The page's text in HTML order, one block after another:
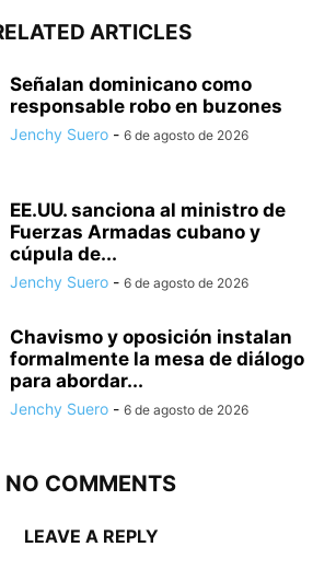
ARTICLES
Señalan dominicano como
responsable robo en buzones
Jenchy Suero - 6 de agosto de 2026
EE.UU. sanciona al ministro de
Fuerzas Armadas cubano y
cúpula de...
Jenchy Suero - 6 de agosto de 2026
Chavismo y oposición instalan
formalmente la mesa de diálogo
para abordar...
Jenchy Suero - 6 de agosto de 2026
NO COMMENTS
LEAVE A REPLY